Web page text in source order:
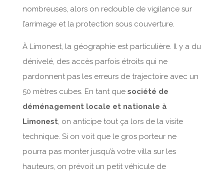
nombreuses, alors on redouble de vigilance sur
l’arrimage et la protection sous couverture.
À Limonest, la géographie est particulière. Il y a du
dénivelé, des accès parfois étroits qui ne
pardonnent pas les erreurs de trajectoire avec un
50 mètres cubes. En tant que société de
déménagement locale et nationale à
Limonest, on anticipe tout ça lors de la visite
technique. Si on voit que le gros porteur ne
pourra pas monter jusqu’à votre villa sur les
hauteurs, on prévoit un petit véhicule de